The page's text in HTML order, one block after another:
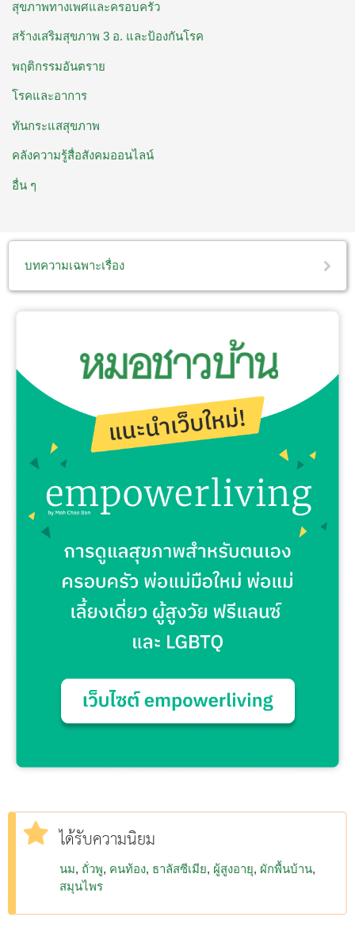
สุขภาพทางเพศและครอบครัว
สร้างเสริมสุขภาพ 3 อ. ​และป้องกันโรค
พฤติกรรมอันตราย
โรคและอาการ
ทันกระแสสุขภาพ
คลังความรู้สื่อสังคมออนไลน์
อื่น ๆ
บทความเฉพาะเรื่อง
ได้รับความนิยม
นม ถั่วพู คนท้อง ธาลัสซีเมีย ผู้สูงอายุ ผักพื้นบ้าน
สมุนไพร